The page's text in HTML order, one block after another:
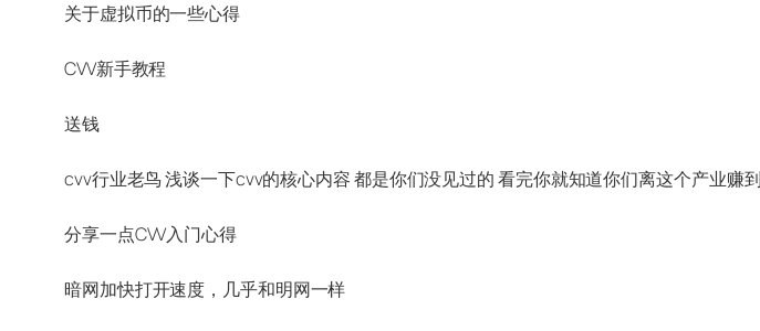
关于虚拟币的一些心得
CVV新手教程
送钱
cvv行业老鸟 浅谈一下cvv的核心内容 都是你们没见过的 看完你就知道你们离这个产业赚
分享一点CVV入门心得
暗网加快打开速度，几乎和明网一样